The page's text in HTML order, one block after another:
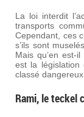
La loi interdit
transports
Cependant, ces
s’ils sont
Mais qu’en est-
est la
classé
Rami, le teckel